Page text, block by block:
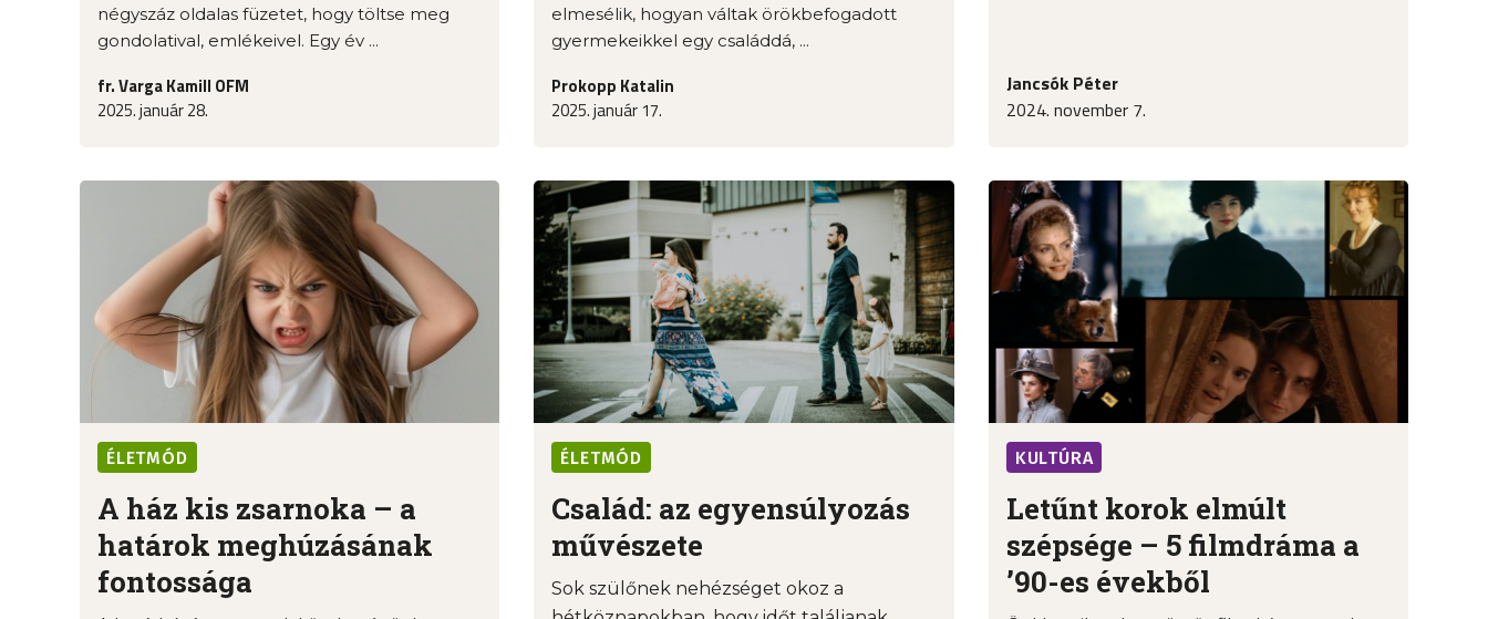
négyszáz oldalas füzetet, hogy töltse meg
gondolatival, emlékeivel. Egy év ...
fr. Varga Kamill OFM
2025. január 28.
elmesélik, hogyan váltak örökbefogadott
gyermekeikkel egy családdá, ...
Prokopp Katalin
2025. január 17.
Jancsók Péter
2024. november 7.
ÉLETMÓD
A ház kis zsarnoka – a
határok meghúzásának
fontossága
ÉLETMÓD
Család: az egyensúlyozás
művészete
Sok szülőnek nehézséget okoz a
KULTÚRA
Letűnt korok elmúlt
szépsége – 5 filmdráma a
’90-es évekből